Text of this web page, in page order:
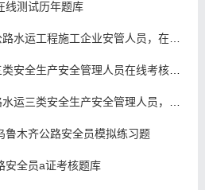
线测试历年题库
运工程施工企业安管人员，在哪里刷题
全生产安全管理人员在线考核预习题
安全生产安全管理人员，备考时间需要多久？
鲁木齐公路安全员模拟练习题
安全员a证考核题库